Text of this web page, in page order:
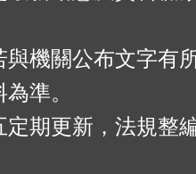
與機關公布文字有
準。
定期更新，法規整